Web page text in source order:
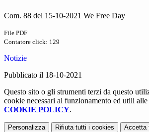
Com. 88 del 15-10-2021 We Free Day
File PDF
Contatore click: 129
Notizie
Pubblicato il 18-10-2021
Questo sito o gli strumenti terzi da questo
cookie necessari al funzionamento ed utili
COOKIE POLICY.
Personalizza Rifiuta tutti i cookies Accetta